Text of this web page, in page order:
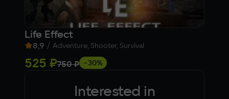
Life Effect
8,9 / Adventure, Shooter, Survival
525 ₽750 ₽ −30%
Interested in